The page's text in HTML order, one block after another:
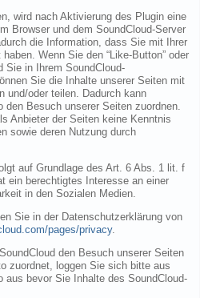
wird nach Aktivierung des Plugin eine
Browser und dem SoundCloud-Server
die Information, dass Sie mit Ihrer
Wenn Sie den “Like-Button” oder
Sie in Ihrem SoundCloud-
Sie die Inhalte unserer Seiten mit
und/oder teilen. Dadurch kann
Besuch unserer Seiten zuordnen.
Anbieter der Seiten keine Kenntnis
sowie deren Nutzung durch
auf Grundlage des Art. 6 Abs. 1 lit. f
ein berechtigtes Interesse an einer
in den Sozialen Medien.
Sie in der Datenschutzerklärung von
pages/privacy.
den Besuch unserer Seiten
zuordnet, loggen Sie sich bitte aus
aus bevor Sie Inhalte des SoundCloud-